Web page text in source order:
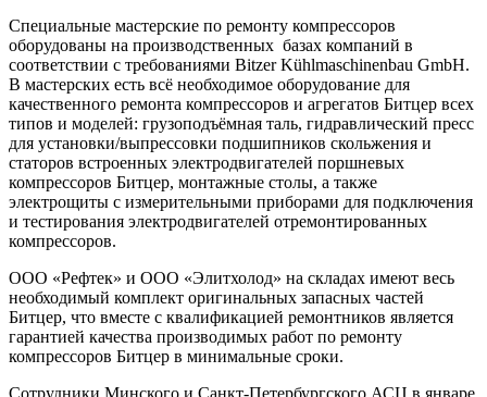
Специальные мастерские по ремонту компрессоров
оборудованы на производственных базах компаний в
соответствии с требованиями Bitzer Kühlmaschinenbau GmbH.
В мастерских есть всё необходимое оборудование для
качественного ремонта компрессоров и агрегатов Битцер всех
типов и моделей: грузоподъёмная таль, гидравлический пресс
для установки/выпрессовки подшипников скольжения и
статоров встроенных электродвигателей поршневых
компрессоров Битцер, монтажные столы, а также
электрощиты с измерительными приборами для подключения
и тестирования электродвигателей отремонтированных
компрессоров.
ООО «Рефтек» и ООО «Элитхолод» на складах имеют весь
необходимый комплект оригинальных запасных частей
Битцер, что вместе с квалификацией ремонтников является
гарантией качества производимых работ по ремонту
компрессоров Битцер в минимальные сроки.